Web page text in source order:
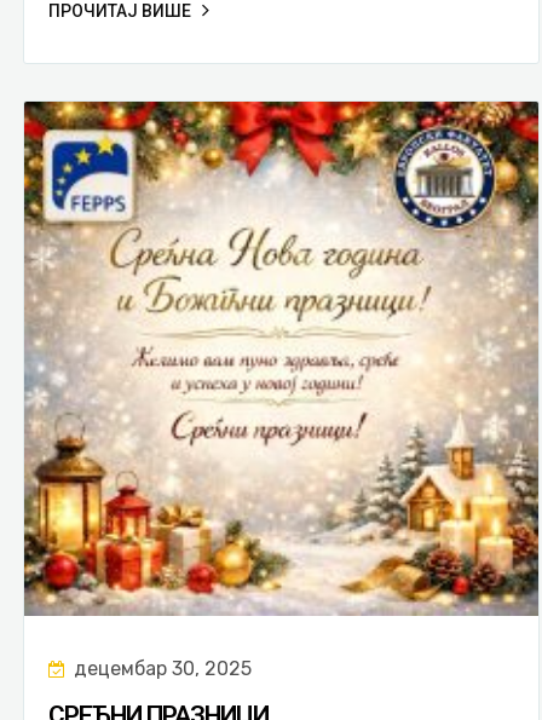
ПРОЧИТАЈ ВИШЕ
децембар 30, 2025